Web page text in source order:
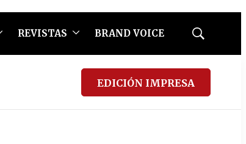
REVISTAS BRAND VOICE
Mostrar
EDICIÓN IMPRESA